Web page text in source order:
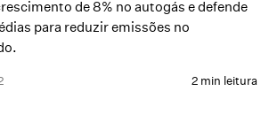
de 8% no autogás e defende
para reduzir emissões no
2 min leitura